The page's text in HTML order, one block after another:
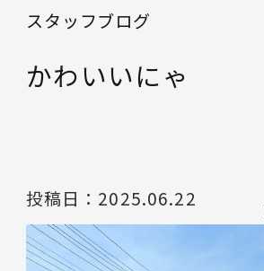
スタッフブログ
かわいいにゃ
投稿日： 2025.06.22